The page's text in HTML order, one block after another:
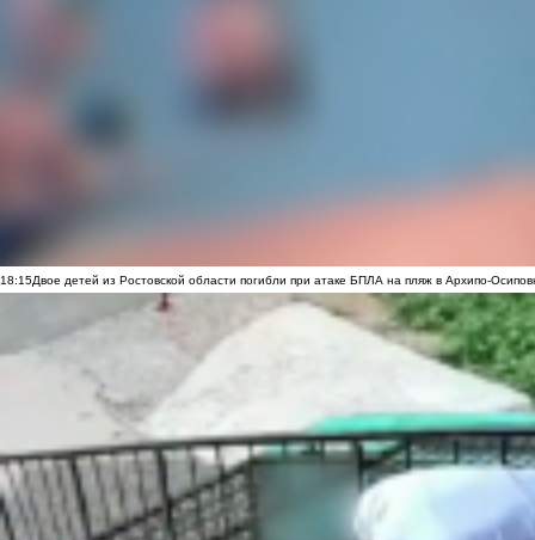
18:15Двое детей из Ростовской области погибли при атаке БПЛА на пляж в Архипо-